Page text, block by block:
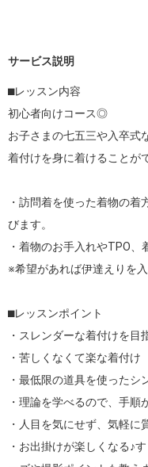
サービス説明
⬛︎レッスン内容
初心者向けコース◎
お子さまの七五三や入卒式
着付けを身に着けることが
・訪問着を使った着物の
びます。
・着物のお手入れやTPO、
※希望があれば伊達えりを
⬛︎レッスンポイント
・スレンダーな着付けを目
・苦しくなくて楽な着付け
・最低限の道具を使ったシ
・理論を学べるので、手順
・人目を気にせず、気軽
・お出掛けが楽しくなる♪